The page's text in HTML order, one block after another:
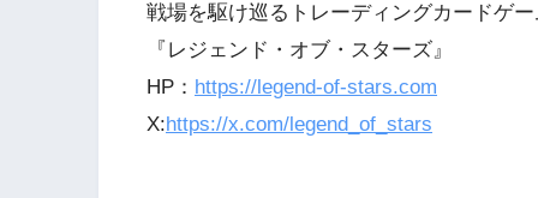
戦場を駆け巡るトレーディングカードゲー
『レジェンド・オブ・スターズ』
HP： https://legend-of-stars.com
X:https://x.com/legend_of_stars